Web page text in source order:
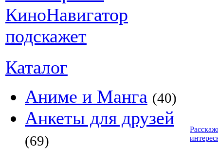
Каталог
Аниме и Манга (40)
Анкеты для друзей
(69)